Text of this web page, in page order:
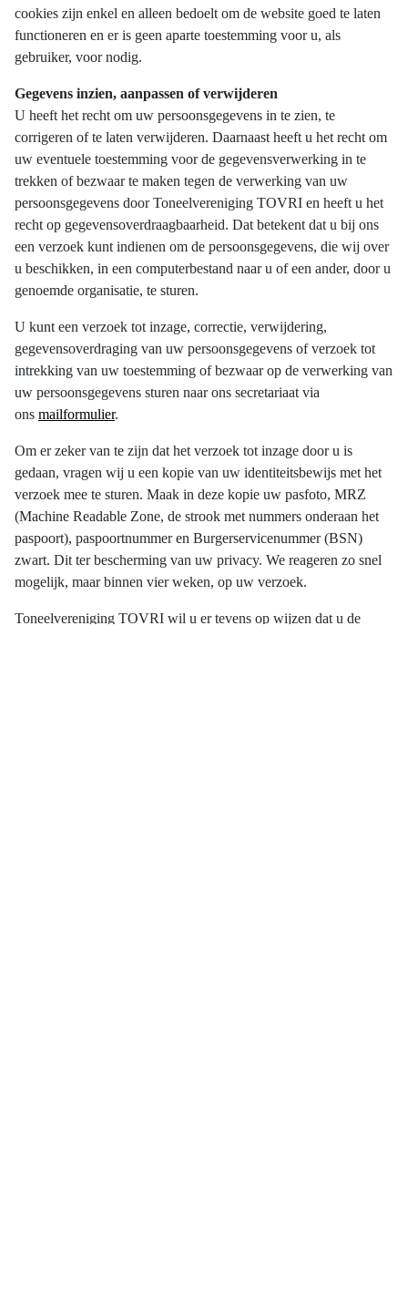
cookies zijn enkel en alleen bedoelt om de website goed te laten
functioneren en er is geen aparte toestemming voor u, als
gebruiker, voor nodig.
Gegevens inzien, aanpassen of verwijderen
U heeft het recht om uw persoonsgegevens in te zien, te
corrigeren of te laten verwijderen. Daarnaast heeft u het recht om
uw eventuele toestemming voor de gegevensverwerking in te
trekken of bezwaar te maken tegen de verwerking van uw
persoonsgegevens door Toneelvereniging TOVRI en heeft u het
recht op gegevensoverdraagbaarheid. Dat betekent dat u bij ons
een verzoek kunt indienen om de persoonsgegevens, die wij over
u beschikken, in een computerbestand naar u of een ander, door u
genoemde organisatie, te sturen.
U kunt een verzoek tot inzage, correctie, verwijdering,
gegevensoverdraging van uw persoonsgegevens of verzoek tot
intrekking van uw toestemming of bezwaar op de verwerking van
uw persoonsgegevens sturen naar ons secretariaat via
ons mailformulier.
Om er zeker van te zijn dat het verzoek tot inzage door u is
gedaan, vragen wij u een kopie van uw identiteitsbewijs met het
verzoek mee te sturen. Maak in deze kopie uw pasfoto, MRZ
(Machine Readable Zone, de strook met nummers onderaan het
paspoort), paspoortnummer en Burgerservicenummer (BSN)
zwart. Dit ter bescherming van uw privacy. We reageren zo snel
mogelijk, maar binnen vier weken, op uw verzoek.
Toneelvereniging TOVRI wil u er tevens op wijzen dat u de